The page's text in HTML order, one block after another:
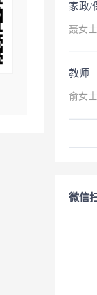
家政/
聂女士
教师
俞女士
微信